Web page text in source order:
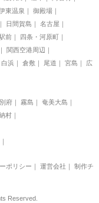
東温泉
御殿場
日間賀島
名古屋
前
四条・河原町
関西空港周辺
白浜 倉敷 尾道 宮島
広
別府 霧島
奄美大島
村
ポリシー 運営会社
制作チ
Reserved.